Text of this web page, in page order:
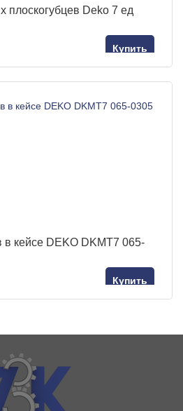
плоскогубцев Deko 7 ед
Купить
в кейсе DEKO DKMT7 065-
Купить